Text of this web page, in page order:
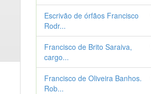
Escrivão de órfãos Francisco
Rodr...
Francisco de Brito Saraiva,
cargo...
Francisco de Oliveira Banhos.
Rob...